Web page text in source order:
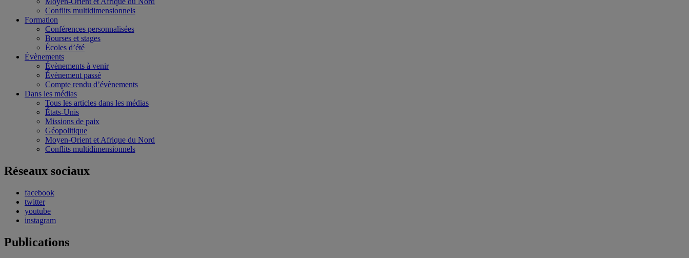
Conflits multidimensionnels
Formation
Conférences personnalisées
Bourses et stages
Écoles d’été
Évènements
Évènements à venir
Évènement passé
Compte rendu d’évènements
Dans les médias
Tous les articles dans les médias
États-Unis
Missions de paix
Géopolitique
Moyen-Orient et Afrique du Nord
Conflits multidimensionnels
Réseaux sociaux
facebook
twitter
youtube
instagram
Publications